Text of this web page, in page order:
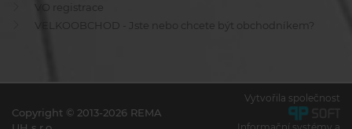
VO registrace
VELKOOBCHOD - Jste nebo chcete být obchodníkem?
Copyright © 2013-2026 REMA
Vytvořila společnost